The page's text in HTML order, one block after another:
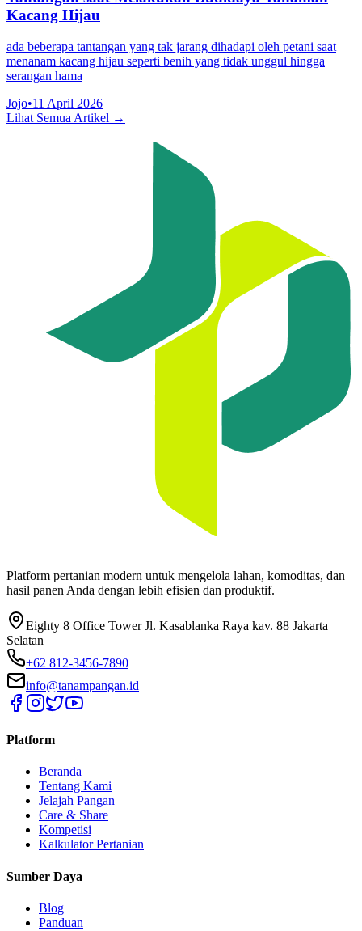
Kacang Hijau
ada beberapa tantangan yang tak jarang dihadapi oleh petani saat
menanam kacang hijau seperti benih yang tidak unggul hingga
serangan hama
Jojo•11 April 2026
Lihat Semua Artikel →
Platform pertanian modern untuk mengelola lahan, komoditas, dan
hasil panen Anda dengan lebih efisien dan produktif.
Eighty 8 Office Tower Jl. Kasablanka Raya kav. 88 Jakarta
Selatan
+62 812-3456-7890
info@tanampangan.id
Platform
Beranda
Tentang Kami
Jelajah Pangan
Care & Share
Kompetisi
Kalkulator Pertanian
Sumber Daya
Blog
Panduan